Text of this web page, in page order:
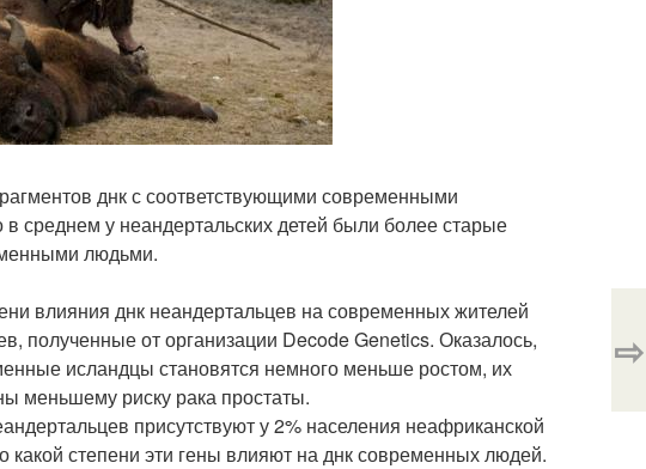
днк с соответствующими современными
среднем у неандертальских детей были более старые
людьми.
влияния днк неандертальцев на современных жителей
полученные от организации Decode Genetics. Оказалось,
исландцы становятся немного меньше ростом, их
меньшему риску рака простаты.
присутствуют у 2% населения неафриканской
степени эти гены влияют на днк современных людей.
⇨